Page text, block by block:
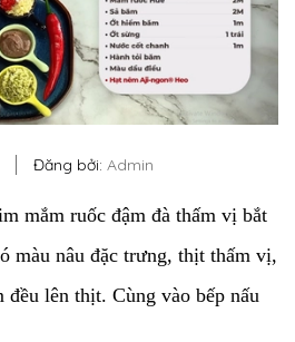
Đăng bởi: Admin
mắm ruốc đậm đà thấm vị bắt
màu nâu đặc trưng, thịt thấm vị,
đều lên thịt. Cùng vào bếp nấu